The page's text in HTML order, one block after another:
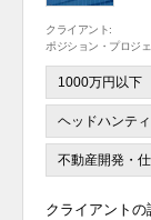
クライアント:
ポジション・プロジ
1000万円以下
ヘッドハンテ
不動産開発・
クライアント